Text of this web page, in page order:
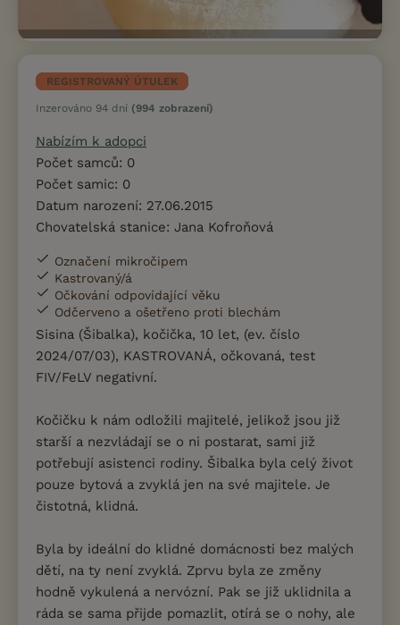
REGISTROVANÝ ÚTULEK
Inzerováno 94 dní (994 zobrazení)
Nabízím k adopci
Počet samců: 0
Počet samic: 0
Datum narození: 27.06.2015
Chovatelská stanice: Jana Kofroňová
Označení mikročipem
Kastrovaný/á
Očkování odpovídající věku
Odčerveno a ošetřeno proti blechám
Sisina (Šibalka), kočička, 10 let, (ev. číslo
2024/07/03), KASTROVANÁ, očkovaná, test
FIV/FeLV negativní.
Kočičku k nám odložili majitelé, jelikož jsou již
starší a nezvládají se o ni postarat, sami již
potřebují asistenci rodiny. Šibalka byla celý život
pouze bytová a zvyklá jen na své majitele. Je
čistotná, klidná.
Byla by ideální do klidné domácnosti bez malých
dětí, na ty není zvyklá. Zprvu byla ze změny
hodně vykulená a nervózní. Pak se již uklidnila a
ráda se sama přijde pomazlit, otírá se o nohy, ale